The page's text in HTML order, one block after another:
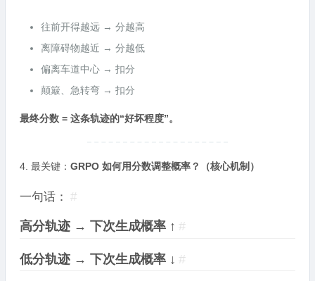
往前开得越远 → 分越高
离障碍物越近 → 分越低
偏离车道中心 → 扣分
颠簸、急转弯 → 扣分
最终分数 = 这条轨迹的“好坏程度”。
4. 最关键： GRPO 如何用分数调整概率？（核心机制）
一句话： #
高分轨迹 → 下次生成概率 ↑ #
低分轨迹 → 下次生成概率 ↓ #